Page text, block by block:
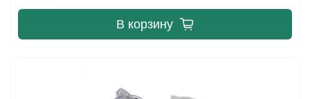
В корзину